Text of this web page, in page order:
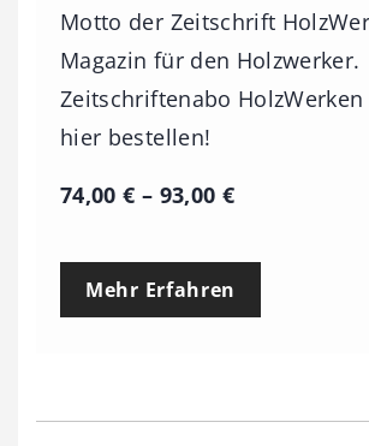
Motto der Zeitschrift
Magazin für den Holzwerker.
Zeitschriftenabo
hier bestellen!
74,00€ – 93,00 €P
e
p
Mehr Erfahren